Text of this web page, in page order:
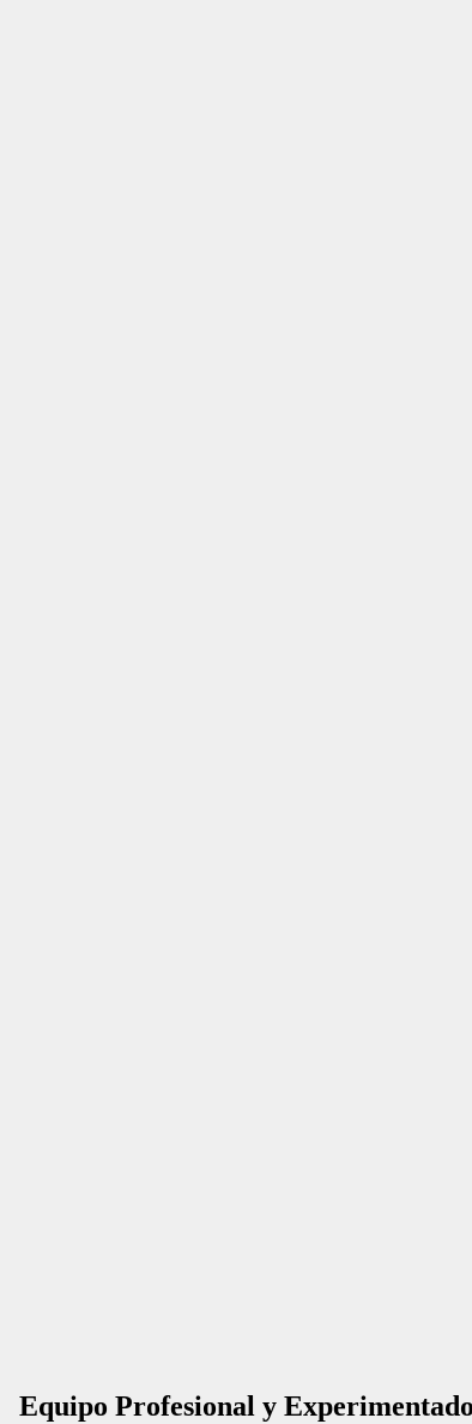
Equipo Profesional y Experimentado